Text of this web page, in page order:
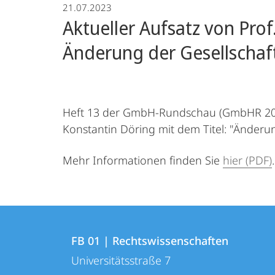
21.07.2023
Aktueller Aufsatz von
Änderung der
Heft 13 der GmbH-Rundschau (GmbHR
Konstantin Döring mit dem Titel:
Mehr Informationen finden Sie hier (PDF).
Informationen
Kontaktinformationen
FB
FB 01 | Rechtswissenschaften
Universitätsstraße 7